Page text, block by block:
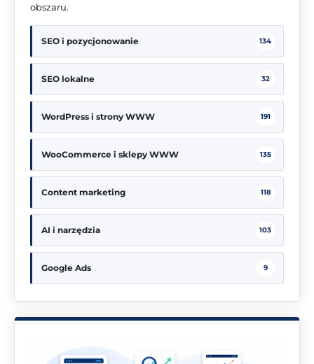
obszaru.
SEO i pozycjonowanie 134
SEO lokalne 32
WordPress i strony WWW 191
WooCommerce i sklepy WWW 135
Content marketing 118
AI i narzędzia 103
Google Ads 9